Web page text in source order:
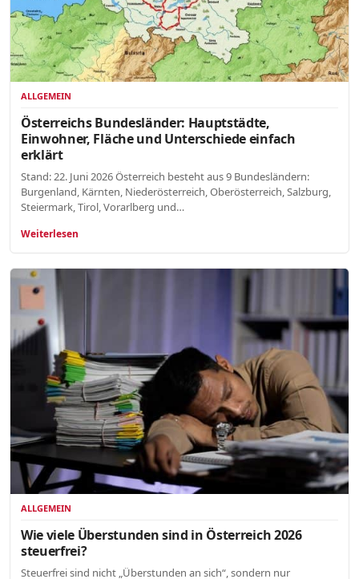
ALLGEMEIN
Österreichs Bundesländer: Hauptstädte,
Einwohner, Fläche und Unterschiede einfach
erklärt
Stand: 22. Juni 2026 Österreich besteht aus 9 Bundesländern:
Burgenland, Kärnten, Niederösterreich, Oberösterreich, Salzburg,
Steiermark, Tirol, Vorarlberg und…
Weiterlesen
ALLGEMEIN
Wie viele Überstunden sind in Österreich 2026
steuerfrei?
Steuerfrei sind nicht „Überstunden an sich“, sondern nur